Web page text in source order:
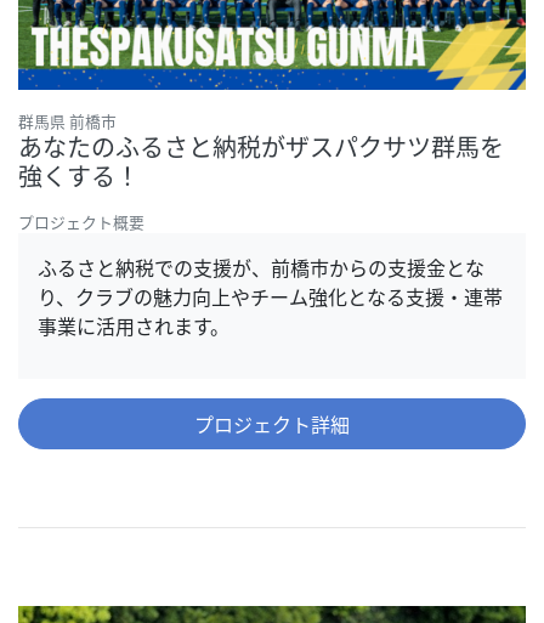
群馬県 前橋市
あなたのふるさと納税がザスパクサツ群馬を
強くする！
プロジェクト概要
ふるさと納税での支援が、前橋市からの支援金とな
り、クラブの魅力向上やチーム強化となる支援・連帯
事業に活用されます。
プロジェクト詳細